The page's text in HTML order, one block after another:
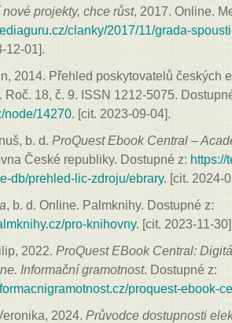
projekty, chce růst, 2017. Online.
clanky/2017/11/grada-
12-01].
2014. Přehled poskytovatelů českých
. Roč. 18, č. 9. ISSN 1212-5075.
node/14270. [cit. 2023-09-04].
b. d.ProQuest Ebook Central –
České republiky. Dostupné z: https://
db/prehled-lic-zdroju/ebrary. [cit. 2024-
, b. d. Online. Palmknihy. Dostupné z:
pro-knihovny. [cit. 2023-11-
2022.ProQuest EBook Central:
Informační gramotnost. Dostupné z:
proquest-ebook-
2024.Průvodce dostupnosti